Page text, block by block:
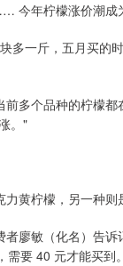
年柠檬涨价潮成
多一斤，五月买的
多个品种的柠檬
。"
黄柠檬，另一种则
廖敏（化名）告
要 40 元才能买到。